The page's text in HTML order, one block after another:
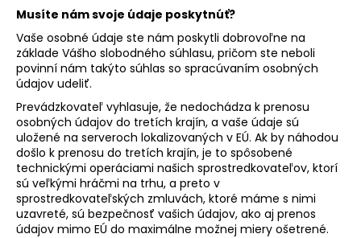
Musíte nám svoje údaje poskytnúť?
Vaše osobné údaje ste nám poskytli dobrovoľne na
základe Vášho slobodného súhlasu, pričom ste neboli
povinní nám takýto súhlas so spracúvaním osobných
údajov udeliť.
Prevádzkovateľ vyhlasuje, že nedochádza k prenosu
osobných údajov do tretích krajín, a vaše údaje sú
uložené na serveroch lokalizovaných v EÚ. Ak by náhodou
došlo k prenosu do tretích krajín, je to spôsobené
technickými operáciami našich sprostredkovateľov, ktorí
sú veľkými hráčmi na trhu, a preto v
sprostredkovateľských zmluvách, ktoré máme s nimi
uzavreté, sú bezpečnosť vašich údajov, ako aj prenos
údajov mimo EÚ do maximálne možnej miery ošetrené.